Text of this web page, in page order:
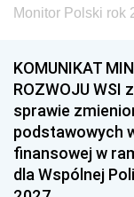
Monitor Polski rok
KOMUNIKAT
ROZWOJU WSI
sprawie
podstawowych
finansowej w
dla Wspólnej